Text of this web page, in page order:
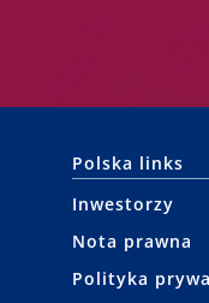
Polska links
Inwestorzy
Nota prawna
Polityka